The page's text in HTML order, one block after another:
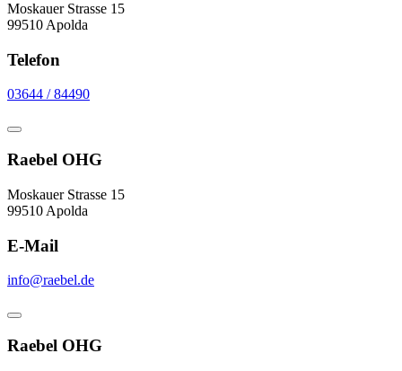
Moskauer Strasse 15
99510 Apolda
Telefon
03644 / 84490
Raebel OHG
Moskauer Strasse 15
99510 Apolda
E-Mail
info@raebel.de
Raebel OHG